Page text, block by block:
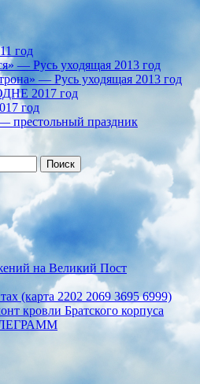
год
— Русь уходящая 2013 год
— Русь уходящая 2013 год
2017 год
год
праздник
на Великий Пост
(карта 2202 2069 3695 6999)
кровли Братского корпуса